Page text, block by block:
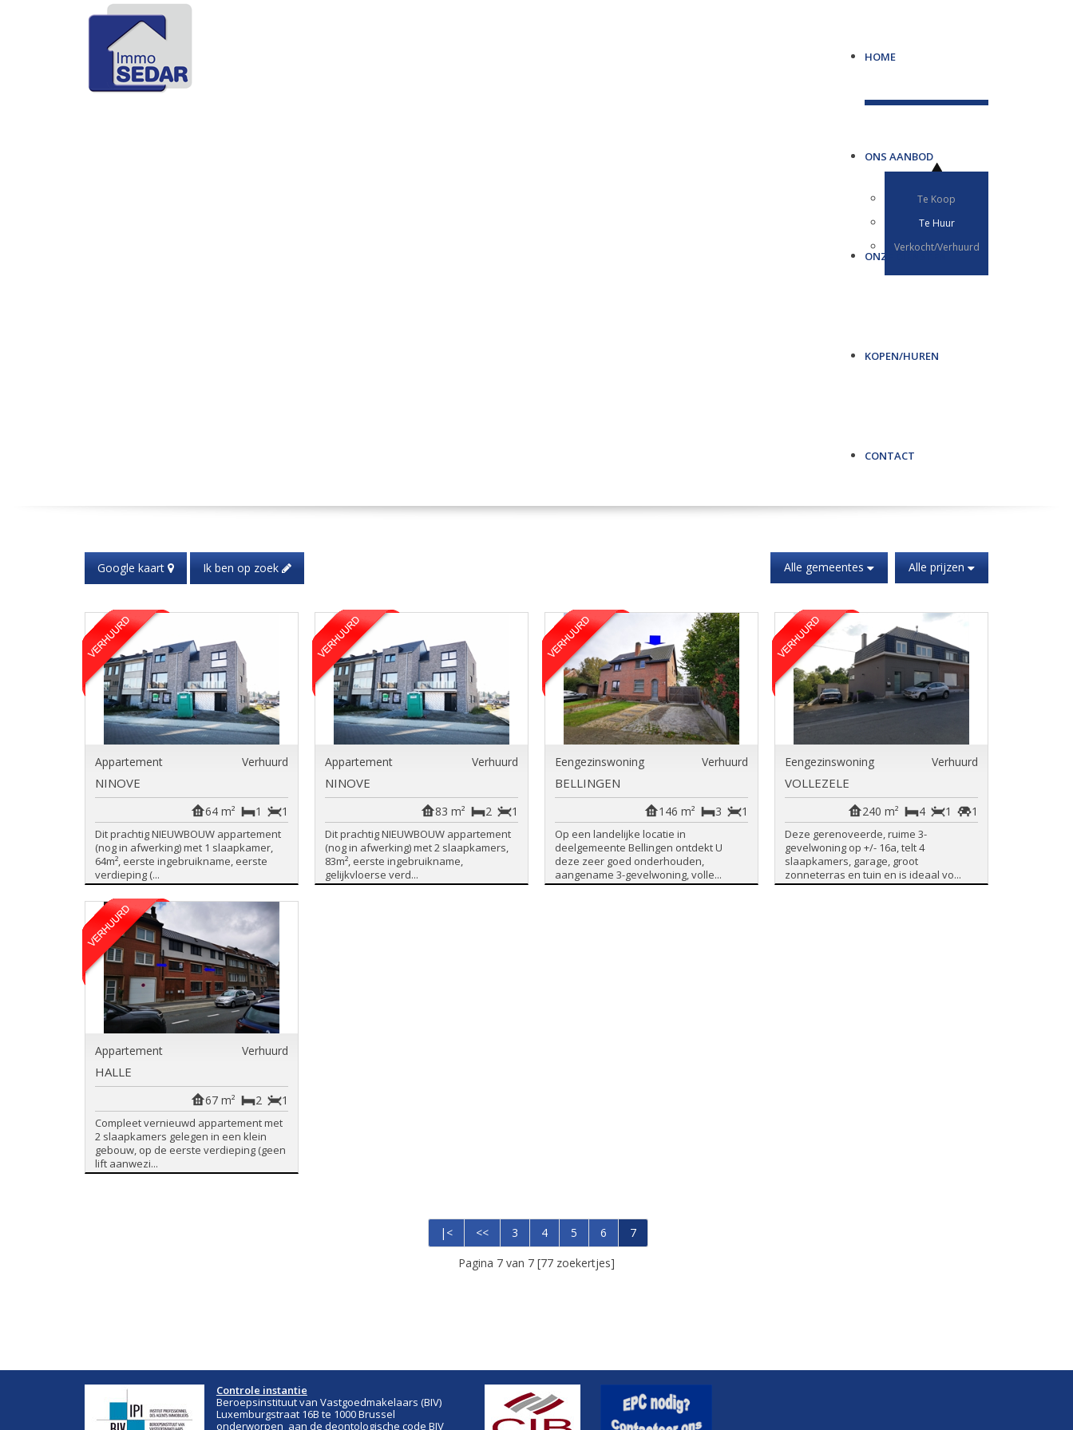
HOME
ONS AANBOD
Te Koop
Te Huur
Verkocht/Verhuurd
ONZE DIENSTEN
KOPEN/HUREN
CONTACT
Google kaart Ik ben op zoek Alle gemeentes Alle prijzen
Appartement Verhuurd
NINOVE
1
1
64 m²
Dit prachtig NIEUWBOUW appartement
(nog in afwerking) met 1 slaapkamer,
64m², eerste ingebruikname, eerste
verdieping (...
Appartement Verhuurd
NINOVE
1
2
83 m²
Dit prachtig NIEUWBOUW appartement
(nog in afwerking) met 2 slaapkamers,
83m², eerste ingebruikname,
gelijkvloerse verd...
Eengezinswoning Verhuurd
BELLINGEN
1
3
146 m²
Op een landelijke locatie in
deelgemeente Bellingen ontdekt U
deze zeer goed onderhouden,
aangename 3-gevelwoning, volle...
Eengezinswoning Verhuurd
VOLLEZELE
1
1
4
240 m²
Deze gerenoveerde, ruime 3-
gevelwoning op +/- 16a, telt 4
slaapkamers, garage, groot
zonneterras en tuin en is ideaal vo...
Appartement Verhuurd
HALLE
1
2
67 m²
Compleet vernieuwd appartement met
2 slaapkamers gelegen in een klein
gebouw, op de eerste verdieping (geen
lift aanwezi...
|< << 3 4 5 6
7
Pagina 7 van 7 [77 zoekertjes]
Controle instantie
Beroepsinstituut van Vastgoedmakelaars (BIV)
Luxemburgstraat 16B te 1000 Brussel
onderworpen aan de deontologische code BIV